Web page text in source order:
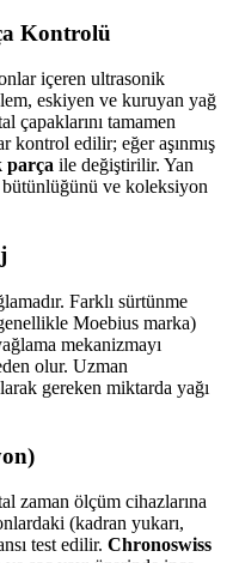
Kontrolü
içeren ultrasonik
eskiyen ve kuruyan yağ
çapaklarını tamamen
kontrol edilir; eğer aşınmış
parça ile değiştirilir. Yan
bütünlüğünü ve koleksiyon
Farklı sürtünme
Moebius marka)
mekanizmayı
olur. Uzman
gereken miktarda yağı
zaman ölçüm cihazlarına
(kadran yukarı,
test edilir. Chronoswiss